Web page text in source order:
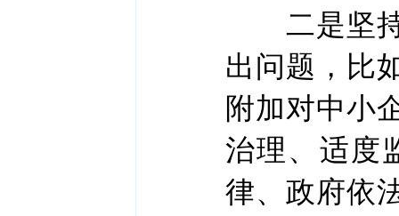
二是坚持
出问题，比
附加对中小
治理、适度
律、政府依